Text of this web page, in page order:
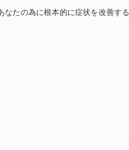
なたの為に根本的に症状を改善する